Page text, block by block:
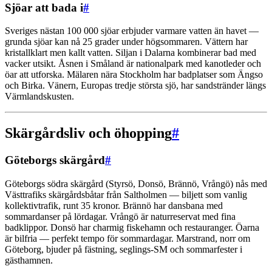
Sjöar att bada i#
Sveriges nästan 100 000 sjöar erbjuder varmare vatten än havet —
grunda sjöar kan nå 25 grader under högsommaren. Vättern har
kristallklart men kallt vatten. Siljan i Dalarna kombinerar bad med
vacker utsikt. Åsnen i Småland är nationalpark med kanotleder och
öar att utforska. Mälaren nära Stockholm har badplatser som Ängso
och Birka. Vänern, Europas tredje största sjö, har sandstränder längs
Värmlandskusten.
Skärgårdsliv och öhopping#
Göteborgs skärgård#
Göteborgs södra skärgård (Styrsö, Donsö, Brännö, Vrångö) nås med
Västtrafiks skärgårdsbåtar från Saltholmen — biljett som vanlig
kollektivtrafik, runt 35 kronor. Brännö har dansbana med
sommardanser på lördagar. Vrångö är naturreservat med fina
badklippor. Donsö har charmig fiskehamn och restauranger. Öarna
är bilfria — perfekt tempo för sommardagar. Marstrand, norr om
Göteborg, bjuder på fästning, seglings-SM och sommarfester i
gästhamnen.